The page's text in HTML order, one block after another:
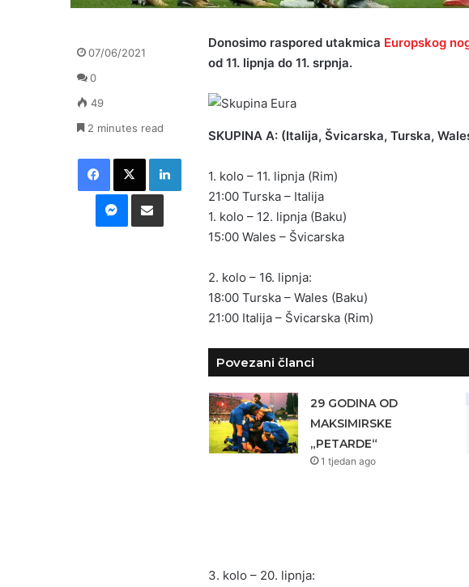
Donosimo raspored utakmica Europskog
od 11. lipnja do 11. srpnja.
SKUPINA A: (Italija, Švicarska, Turska,
1. kolo – 11. lipnja (Rim)
21:00 Turska – Italija
1. kolo – 12. lipnja (Baku)
15:00 Wales – Švicarska
2. kolo – 16. lipnja:
18:00 Turska – Wales (Baku)
21:00 Italija – Švicarska (Rim)
Povezani članci
29 GODINA OD
MAKSIMIRSKE
„PETARDE“
1 tjedan ago
3. kolo – 20. lipnja:
07/06/2021
0
49
2 minutes read
Facebook
X LinkedIn
Messenger
Podijeli putem E-maila